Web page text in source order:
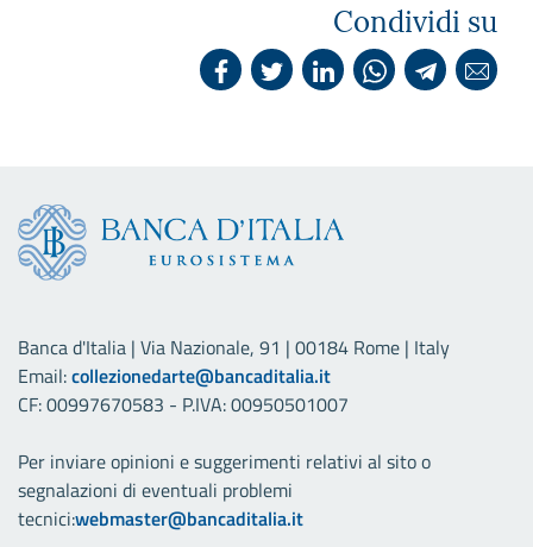
Condividi su
Banca d'Italia | Via Nazionale, 91 | 00184 Rome | Italy
Email:collezionedarte@bancaditalia.it
CF: 00997670583 - P.IVA: 00950501007
Per inviare opinioni e suggerimenti relativi al sito o
segnalazioni di eventuali problemi
tecnici:webmaster@bancaditalia.it